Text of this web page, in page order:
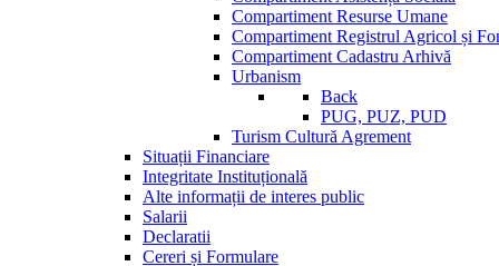
Compartiment Resurse Umane
Compartiment Registrul Agricol și
Compartiment Cadastru Arhivă
Urbanism
Back
PUG, PUZ, PUD
Turism Cultură Agrement
Situații Financiare
Integritate Instituțională
Alte informații de interes public
Salarii
Declaratii
Cereri și Formulare